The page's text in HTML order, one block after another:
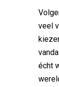
veel
écht